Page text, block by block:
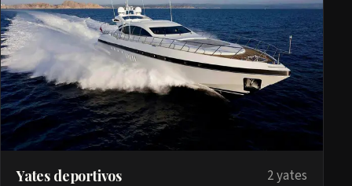
Yates deportivos 2 yates